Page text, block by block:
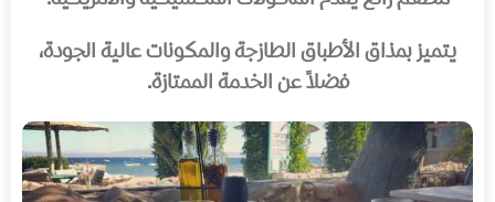
يتميز بمذاق الأطباق الطازجة والمكونات عالية الجودة،
فضلاً عن الخدمة الممتازة.